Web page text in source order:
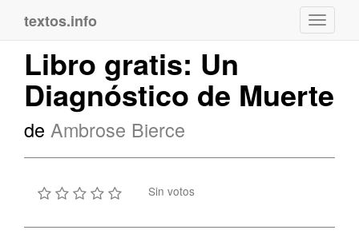
textos.info
Libro gratis: Un
Diagnóstico de Muerte
de Ambrose Bierce
Sin votos